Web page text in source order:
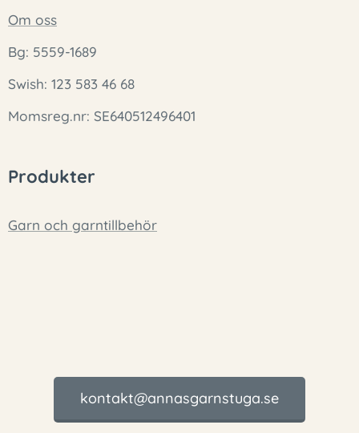
Om oss
Bg: 5559-1689
Swish: 123 583 46 68
Momsreg.nr: SE640512496401
Produkter
Garn och garntillbehör
kontakt@annasgarnstuga.se